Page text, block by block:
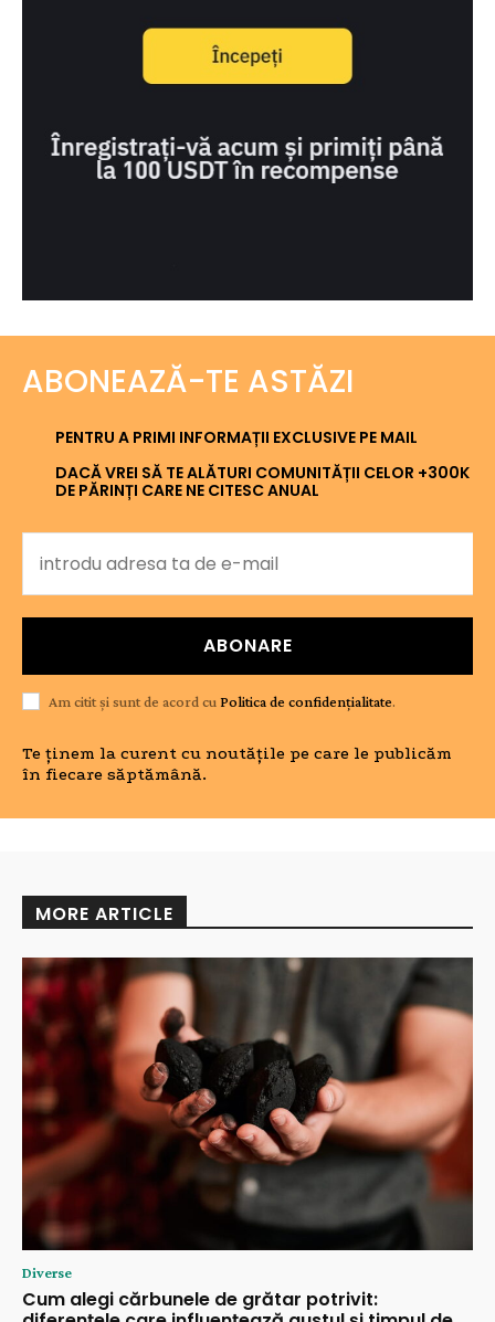
ABONEAZĂ-TE ASTĂZI
PENTRU A PRIMI INFORMAȚII EXCLUSIVE PE MAIL
DACĂ VREI SĂ TE ALĂTURI COMUNITĂȚII CELOR +300K
DE PĂRINȚI CARE NE CITESC ANUAL
ABONARE
Am citit și sunt de acord cu Politica de confidențialitate.
Te ținem la curent cu noutățile pe care le publicăm
în fiecare săptămână.
MORE ARTICLE
Diverse
Cum alegi cărbunele de grătar potrivit: